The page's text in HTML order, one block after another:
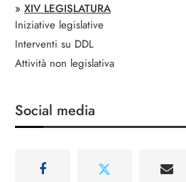
» XIV LEGISLATURA
Iniziative legislative
Interventi su DDL
Attività non legislativa
Social media